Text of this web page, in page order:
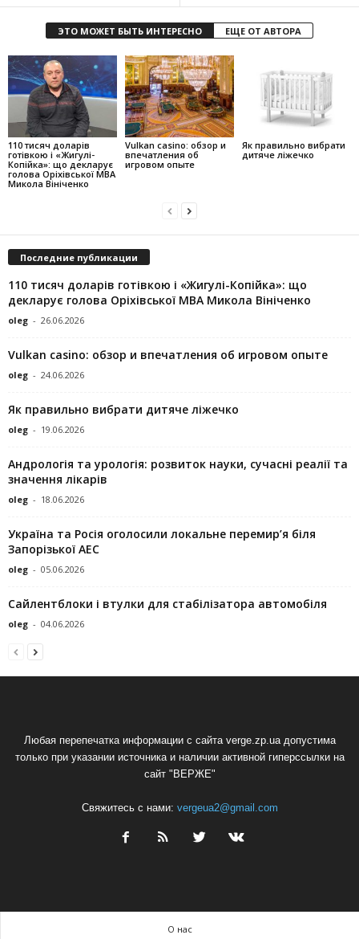
ЭТО МОЖЕТ БЫТЬ ИНТЕРЕСНО ЕЩЕ ОТ АВТОРА
110 тисяч доларів
готівкою і «Жигулі-
Копійка»: що декларує
голова Оріхівської МВА
Микола Вініченко
Vulkan casino: обзор и
впечатления об
игровом опыте
Як правильно вибрати
дитяче ліжечко
Последние публикации
110 тисяч доларів готівкою і «Жигулі-Копійка»: що
декларує голова Оріхівської МВА Микола Вініченко
oleg - 26.06.2026
Vulkan casino: обзор и впечатления об игровом опыте
oleg - 24.06.2026
Як правильно вибрати дитяче ліжечко
oleg - 19.06.2026
Андрологія та урологія: розвиток науки, сучасні реалії та
значення лікарів
oleg - 18.06.2026
Україна та Росія оголосили локальне перемир’я біля
Запорізької АЕС
oleg - 05.06.2026
Сайлентблоки і втулки для стабілізатора автомобіля
oleg - 04.06.2026
Любая перепечатка информации с сайта verge.zp.ua допустима
только при указании источника и наличии активной гиперссылки на
сайт "ВЕРЖЕ"
Свяжитесь с нами: vergeua2@gmail.com
О нас